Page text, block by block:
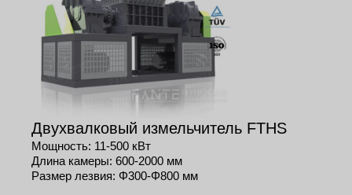
Двухвалковый измельчитель FTHS
Мощность: 11-500 кВт
Длина камеры: 600-2000 мм
Размер лезвия: Φ300-Φ800 мм